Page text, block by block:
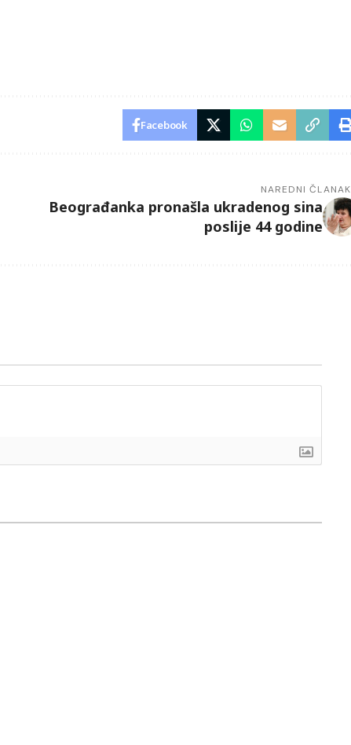
Facebook
NAREDNI ČLANAK
Beograđanka pronašla ukradenog sina
poslije 44 godine